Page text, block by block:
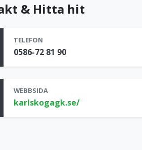
& Hitta hit
TELEFON
0586-72 81 90
WEBBSIDA
karlskogagk.se/